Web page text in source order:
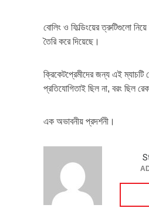
বোলিং ও ফিল্ডিংয়ের ত্রুটিগুলো
তৈরি করে দিয়েছে।
ক্রিকেটপ্রেমীদের জন্য এই ম্যাচটি
প্রতিযোগিতাই ছিল না, বরং ছিল
এক অভাবনীয় প্রদর্শনী।